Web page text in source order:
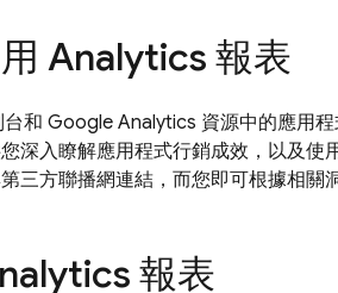
Analytics 報表
台和 Google Analytics 資源中的應用
深入瞭解應用程式行銷成效，以及
三方聯播網連結，而您即可根據相關
報表